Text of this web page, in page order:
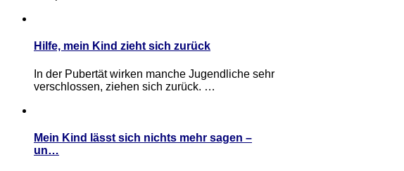
Hilfe, mein Kind zieht sich zurück
In der Pubertät wirken manche Jugendliche sehr
verschlossen, ziehen sich zurück. …
Mein Kind lässt sich nichts mehr sagen –
un…